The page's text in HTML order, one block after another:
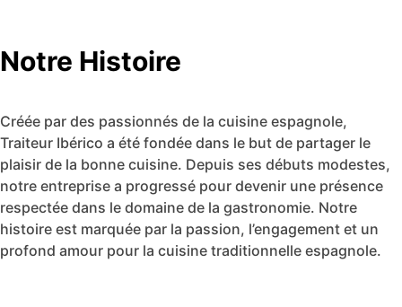
Notre Histoire
Créée par des passionnés de la cuisine espagnole,
Traiteur Ibérico a été fondée dans le but de partager le
plaisir de la bonne cuisine. Depuis ses débuts modestes,
notre entreprise a progressé pour devenir une présence
respectée dans le domaine de la gastronomie. Notre
histoire est marquée par la passion, l’engagement et un
profond amour pour la cuisine traditionnelle espagnole.